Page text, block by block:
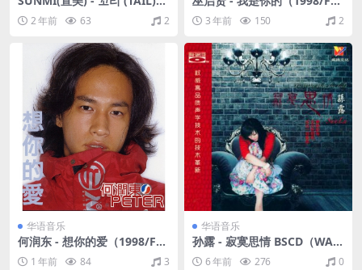
（2021/FLAC/EP分轨/86.9
M）(24bit/48kHz)
2 年前 63 2
AC/分轨/305M）
3 年前 150 2
华语音乐
何润东 - 想你的爱（1998/FL
AC/分轨/284M）
1 年前 84 3
华语音乐
孙露 - 寂寞思情 BSCD（WAV
+CUE/整轨/585M）
6 年前 276 0